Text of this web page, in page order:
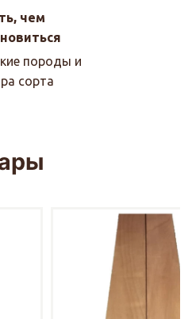
чем
породы и
сорта